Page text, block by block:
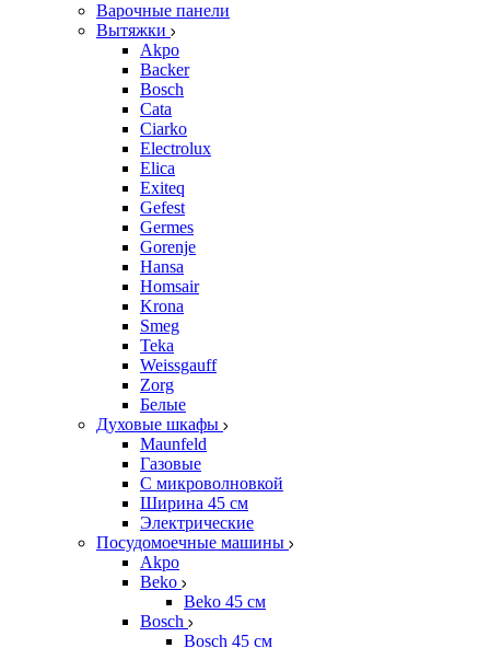
Варочные панели
Вытяжки
Akpo
Backer
Bosch
Cata
Ciarko
Electrolux
Elica
Exiteq
Gefest
Germes
Gorenje
Hansa
Homsair
Krona
Smeg
Teka
Weissgauff
Zorg
Белые
Духовые шкафы
Maunfeld
Газовые
С микроволновкой
Ширина 45 см
Электрические
Посудомоечные машины
Akpo
Beko
Beko 45 см
Bosch
Bosch 45 см